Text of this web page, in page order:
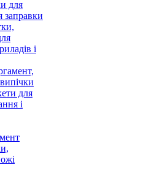
для
заправки
і
для
і